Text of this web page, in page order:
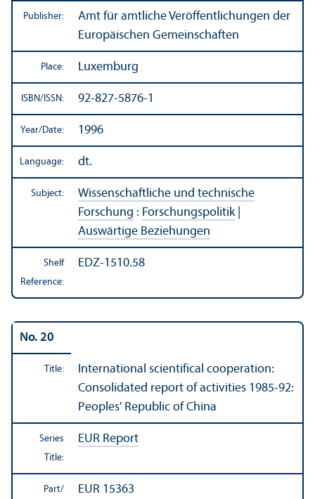
Publisher:
Amt für amtliche Veröffentlichungen der
Europäischen Gemeinschaften
Place: Luxemburg
ISBN/ISSN: 92-827-5876-1
Year/Date: 1996
Language: dt.
Subject:
Wissenschaftliche und technische
Forschung : Forschungspolitik|
Auswärtige Beziehungen
Shelf
Reference:
EDZ-1510.58
No. 20
Title:
International scientifical cooperation:
Consolidated report of activities 1985-92:
Peoples' Republic of China
Series
Title:
EUR Report
Part/ EUR 15363